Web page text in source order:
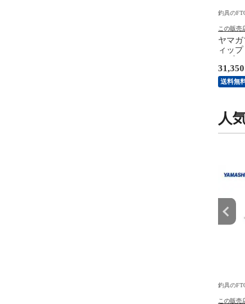
釣具の
この販売
ヤマ
ィッ
送料無
人
釣具の
この販売